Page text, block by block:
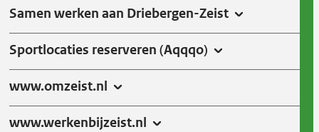
Samen werken aan Driebergen-Zeist
Sportlocaties reserveren (Aqqqo)
www.omzeist.nl
www.werkenbijzeist.nl